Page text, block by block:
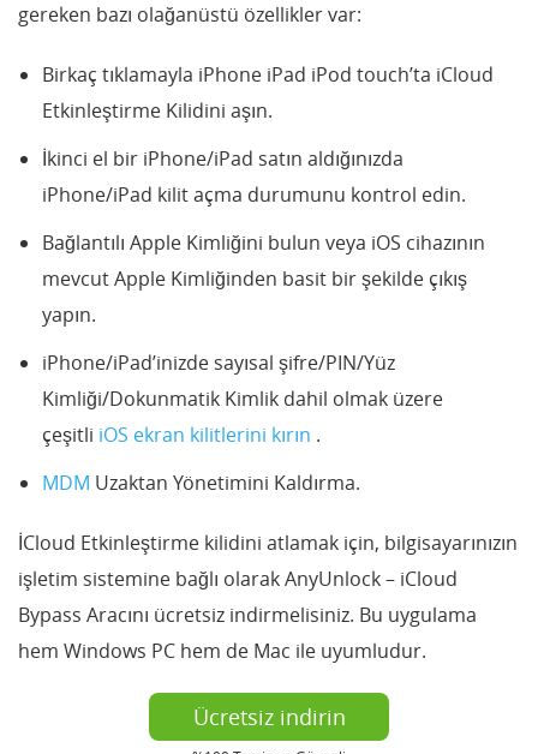
gereken bazı olağanüstü özellikler var:
Birkaç tıklamayla iPhone iPad iPod touch’ta iCloud
Etkinleştirme Kilidini aşın.
İkinci el bir iPhone/iPad satın aldığınızda
iPhone/iPad kilit açma durumunu kontrol edin.
Bağlantılı Apple Kimliğini bulun veya iOS cihazının
mevcut Apple Kimliğinden basit bir şekilde çıkış
yapın.
iPhone/iPad’inizde sayısal şifre/PIN/Yüz
Kimliği/Dokunmatik Kimlik dahil olmak üzere
çeşitli iOS ekran kilitlerini kırın .
MDM Uzaktan Yönetimini Kaldırma.
İCloud Etkinleştirme kilidini atlamak için, bilgisayarınızın
işletim sistemine bağlı olarak AnyUnlock – iCloud
Bypass Aracını ücretsiz indirmelisiniz. Bu uygulama
hem Windows PC hem de Mac ile uyumludur.
Ücretsiz indirin